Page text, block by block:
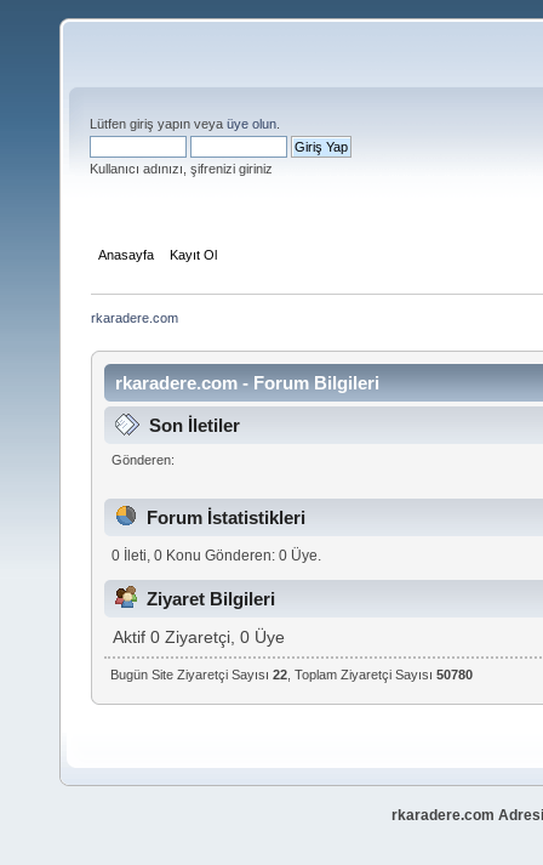
Lütfen giriş yapın veya üye olun
Kullanıcı adınızı, şifrenizi giriniz
Anasayfa Kayıt Ol
rkaradere.com
rkaradere.com - Forum Bilgileri
Son İletiler
Gönderen:
Forum İstatistikleri
0 İleti, 0 Konu Gönderen: 0 Üye.
Ziyaret Bilgileri
Aktif 0 Ziyaretçi, 0 Üye
Bugün Site Ziyaretçi Sayısı22 , Toplam Ziyaretçi Sayısı50780
rkaradere.com